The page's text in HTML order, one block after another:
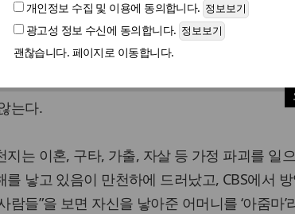
개인정보 수집 및 이용에 동의합니다.
광고성 정보 수신에 동의합니다.
괜찮습니다. 페이지로 이동합니다.
신천지에서 조직적이며 전국적으로 진행하고
폐쇄’ 서명운동은 신천지 내부 결속을 위한 것
에서 방영된 “신천지에 빠진 사람들”의 대응
는다.
지는 이혼, 구타, 가출, 자살 등 가정 파괴를 일
를 낳고 있음이 만천하에 드러났고, CBS에서
람들”을 보면 자신을 낳아준 어머니를 ‘아줌마’